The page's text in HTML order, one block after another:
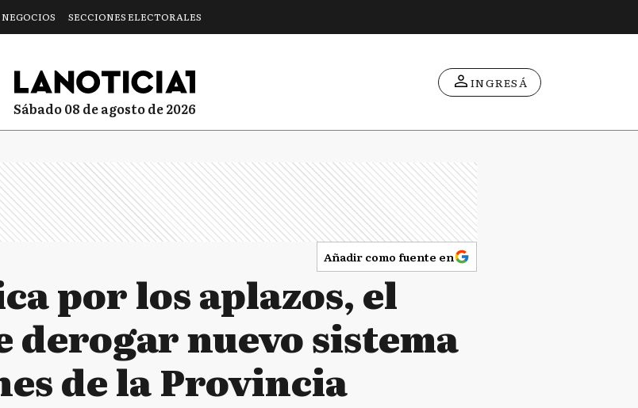
SECCIONES ELECTORALES
sábado 08 de agosto de 2026
INGRESÁ
Añadir como fuente en
por los aplazos, el
derogar nuevo sistema
de la Provincia